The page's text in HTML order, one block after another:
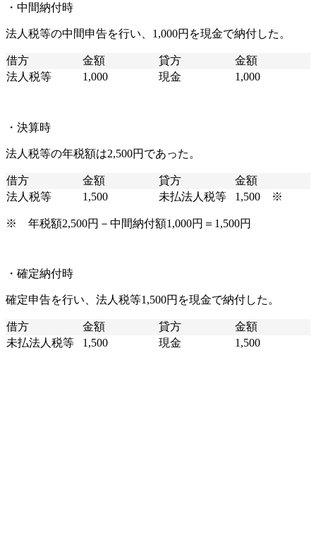
・中間納付時
法人税等の中間申告を行い、1,000円を現金で納付した。
借方 金額 貸方
金額
法人税等
1,000 現金 1,000
・決算時
法人税等の年税額は2,500円であった。
借方 金額 貸方
金額
法人税等
1,500 未払法人税等 1,500 ※
※ 年税額2,500円－中間納付額1,000円＝1,500円
・確定納付時
確定申告を行い、法人税等1,500円を現金で納付した。
借方 金額 貸方
金額
未払法人税等
1,500 現金 1,500